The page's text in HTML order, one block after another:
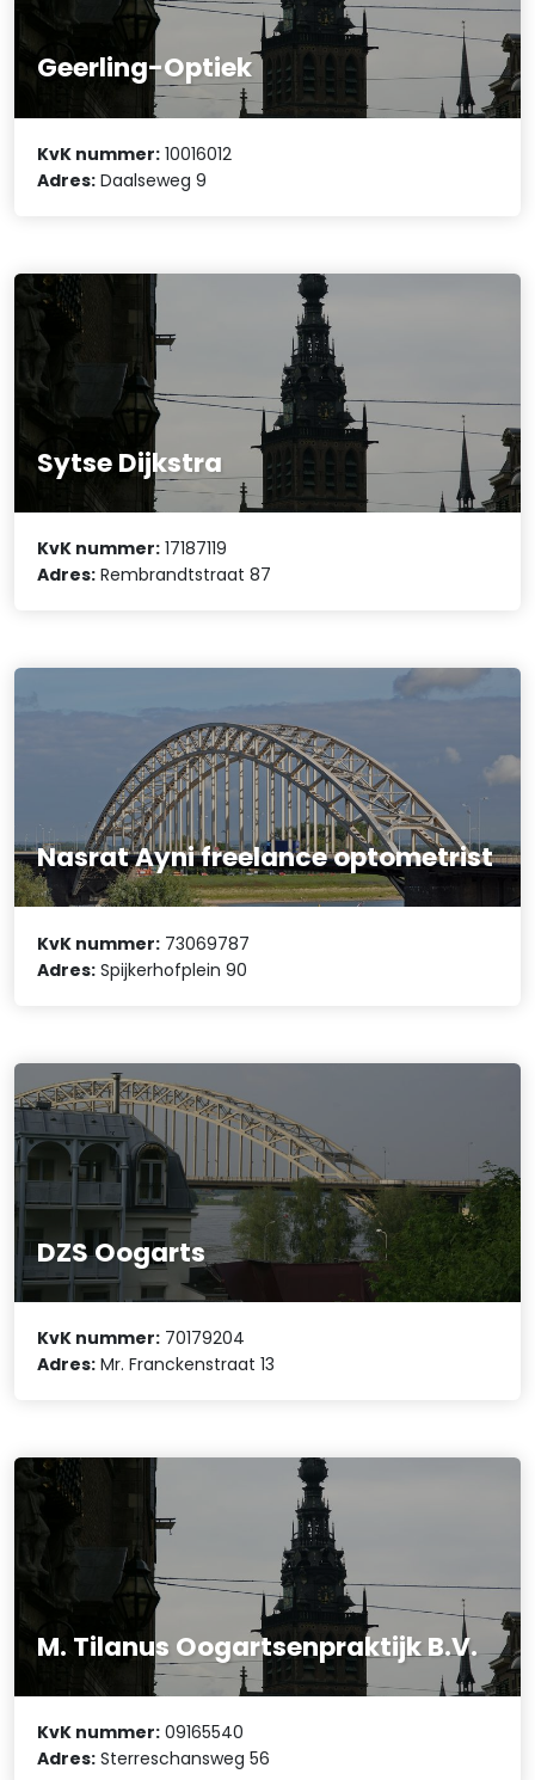
Geerling-Optiek
KvK nummer: 10016012
Adres: Daalseweg 9
Sytse Dijkstra
KvK nummer: 17187119
Adres: Rembrandtstraat 87
Nasrat Ayni freelance optometrist
KvK nummer: 73069787
Adres: Spijkerhofplein 90
DZS Oogarts
KvK nummer: 70179204
Adres: Mr. Franckenstraat 13
M. Tilanus Oogartsenpraktijk B.V.
KvK nummer: 09165540
Adres: Sterreschansweg 56